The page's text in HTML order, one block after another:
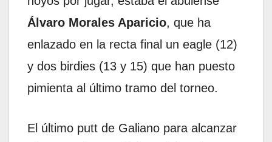
Álvaro Morales Aparicio, que ha
enlazado en la recta final un eagle (12)
y dos birdies (13 y 15) que han puesto
pimienta al último tramo del torneo.
El último putt de Galiano para alcanzar